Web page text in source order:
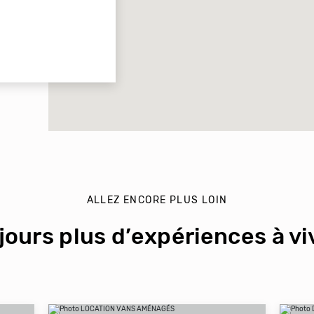
ALLEZ ENCORE PLUS LOIN
plus d’expériences à